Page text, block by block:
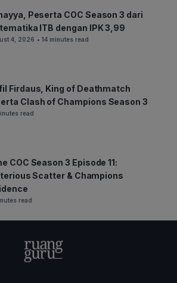
Peserta COC Season 3 dari
ITB dengan IPK 3,99
4, 2026 • 14 minutes read
Firdaus, King of Deathmatch
Clash of Champions Season 3
read
COC Season 3 Episode 11:
Scatter & Champions
read